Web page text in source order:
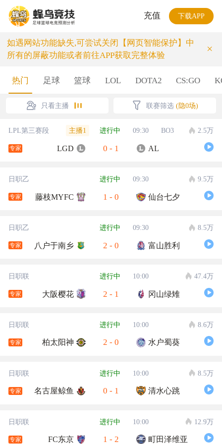
充值 下载APP
如遇网站功能缺失,可尝试关闭【网页智能保护】中
所有的屏蔽功能或者前往APP获取完整体验
×
热门 足球 篮球 LOL DOTA2 CS:GO
只看主播 联赛筛选 (隐0场)
LPL第三赛段 主播1 进行中 09:30 BO3 2.5万
专家 LGD 0 - 1 AL
日职乙 进行中 09:30 9.5万
专家 藤枝MYFC 1 - 0 仙台七夕
日职乙 进行中 09:30 8.5万
专家 八户于南乡 2 - 0 富山胜利
日职联 进行中 10:00 47.4万
专家 大阪樱花 2 - 1 冈山绿雉
日职联 进行中 10:00 8.6万
专家 柏太阳神 2 - 0 水户蜀葵
日职联 进行中 10:00 8.5万
专家 名古屋鲸鱼 0 - 1 清水心跳
日职联 进行中 10:00 12.9万
专家 FC东京 1 - 2 町田泽维亚